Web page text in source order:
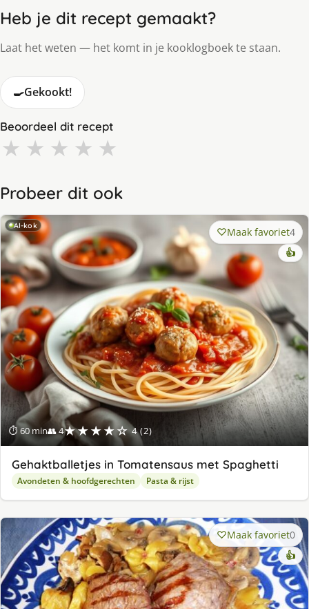
Heb je dit recept gemaakt?
Laat het weten — het komt in je kooklogboek te staan.
🍳Gekookt!
Beoordeel dit recept
★ ★ ★ ★ ★
Probeer dit ook
AI-kok
⏱ 60 min👥 4★★★★☆ 4 (2)
Maak favoriet4
👍
Gehaktballetjes in Tomatensaus met Spaghetti
Avondeten & hoofdgerechten Pasta & rijst
Maak favoriet0
👍